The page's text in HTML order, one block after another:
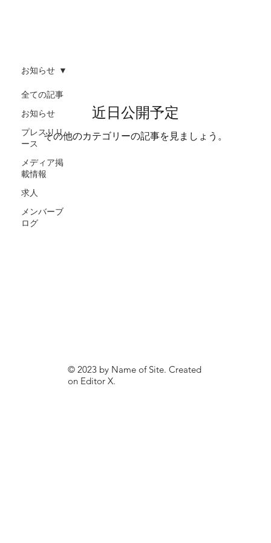
全ての記事
お知らせ
プレスリリ
ース
メディア掲
載情報
求人
メンバーブ
ログ
お知らせ
近日公開予定
その他のカテゴリーの記事を見ましょう。
© 2023 by Name of Site. Created
on Editor X.